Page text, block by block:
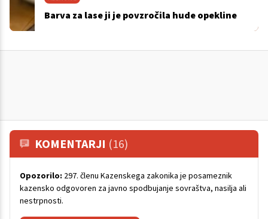
Barva za lase ji je povzročila hude opekline
KOMENTARJI (16)
Opozorilo: 297. členu Kazenskega zakonika je posameznik
kazensko odgovoren za javno spodbujanje sovraštva, nasilja ali
nestrpnosti.